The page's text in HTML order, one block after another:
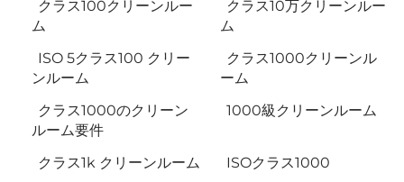
クラス100クリーンルー
ム
クラス10万クリーンルー
ム
ISO 5クラス100 クリー
ンルーム
クラス1000クリーンル
ーム
クラス1000のクリーン
ルーム要件
1000級クリーンルーム
クラス1k クリーンルーム
ISOクラス1000